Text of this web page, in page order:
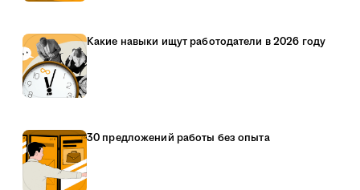
Какие навыки ищут работодатели в 2026 году
30 предложений работы без опыта